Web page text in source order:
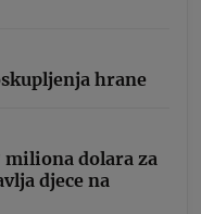
hrane
dolara za
djece na